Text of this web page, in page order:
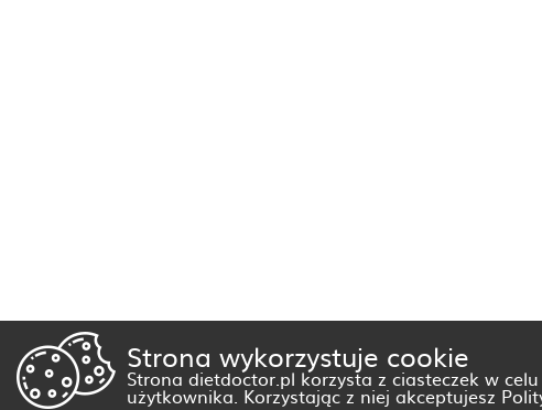
Strona wykorzystuje cookie
Strona dietdoctor.pl korzysta z ciasteczek w
użytkownika. Korzystając z niej akceptujesz